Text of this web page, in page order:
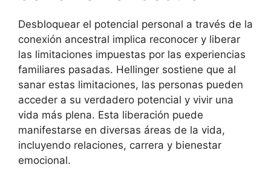
Desbloquear el potencial personal a través de la
conexión ancestral implica reconocer y liberar
las limitaciones impuestas por las experiencias
familiares pasadas. Hellinger sostiene que al
sanar estas limitaciones, las personas pueden
acceder a su verdadero potencial y vivir una
vida más plena. Esta liberación puede
manifestarse en diversas áreas de la vida,
incluyendo relaciones, carrera y bienestar
emocional.